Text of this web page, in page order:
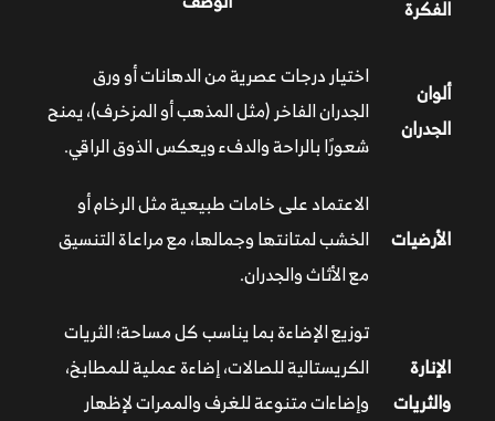
الفكرة
ألوان
الجدران
اختيار درجات عصرية من الدهانات أو ورق
الجدران الفاخر (مثل المذهب أو المزخرف)، يمنح
شعورًا بالراحة والدفء ويعكس الذوق الراقي.
الأرضيات
الاعتماد على خامات طبيعية مثل الرخام أو
الخشب لمتانتها وجمالها، مع مراعاة التنسيق
مع الأثاث والجدران.
الإنارة
والثريات
توزيع الإضاءة بما يناسب كل مساحة؛ الثريات
الكريستالية للصالات، إضاءة عملية للمطابخ،
وإضاءات متنوعة للغرف والممرات لإظهار